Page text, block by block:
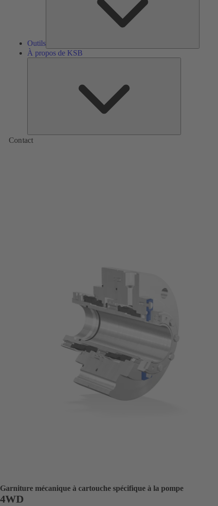
Outils
À propos de KSB
Contact
Garniture mécanique à cartouche spécifique à la pompe
4WD